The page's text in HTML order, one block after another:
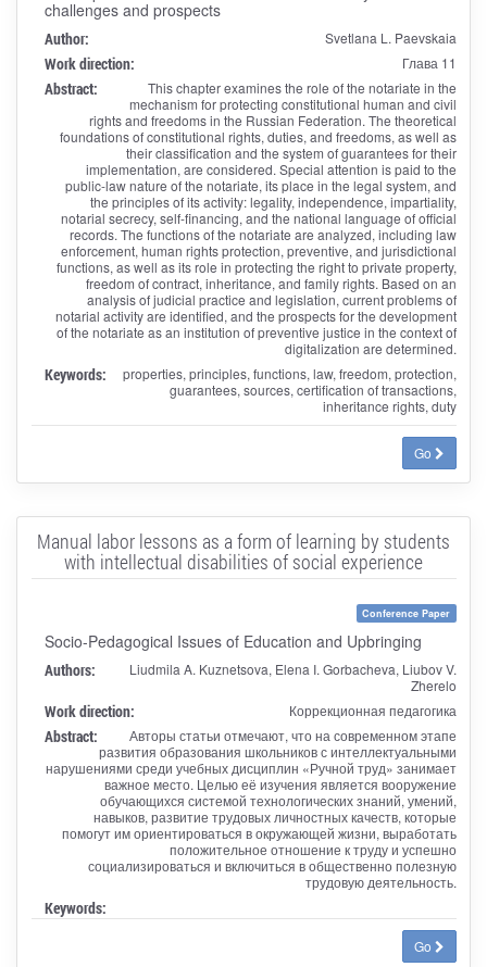
challenges and prospects
Author: Svetlana L. Paevskaia
Work direction: Глава 11
Abstract:
This chapter examines the role of the notariate in the
mechanism for protecting constitutional human and civil
rights and freedoms in the Russian Federation. The theoretical
foundations of constitutional rights, duties, and freedoms, as well as
their classification and the system of guarantees for their
implementation, are considered. Special attention is paid to the
public-law nature of the notariate, its place in the legal system, and
the principles of its activity: legality, independence, impartiality,
notarial secrecy, self-financing, and the national language of official
records. The functions of the notariate are analyzed, including law
enforcement, human rights protection, preventive, and jurisdictional
functions, as well as its role in protecting the right to private property,
freedom of contract, inheritance, and family rights. Based on an
analysis of judicial practice and legislation, current problems of
notarial activity are identified, and the prospects for the development
of the notariate as an institution of preventive justice in the context of
digitalization are determined.
Keywords:
properties, principles, functions, law, freedom, protection,
guarantees, sources, certification of transactions,
inheritance rights, duty
Go
Manual labor lessons as a form of learning by students
with intellectual disabilities of social experience
Conference Paper
Socio-Pedagogical Issues of Education and Upbringing
Authors:
Liudmila A. Kuznetsova, Elena I. Gorbacheva, Liubov V.
Zherelo
Work direction: Коррекционная педагогика
Abstract:
Авторы статьи отмечают, что на современном этапе
развития образования школьников с интеллектуальными
нарушениями среди учебных дисциплин «Ручной труд» занимает
важное место. Целью её изучения является вооружение
обучающихся системой технологических знаний, умений,
навыков, развитие трудовых личностных качеств, которые
помогут им ориентироваться в окружающей жизни, выработать
положительное отношение к труду и успешно
социализироваться и включиться в общественно полезную
трудовую деятельность.
Keywords:
Go